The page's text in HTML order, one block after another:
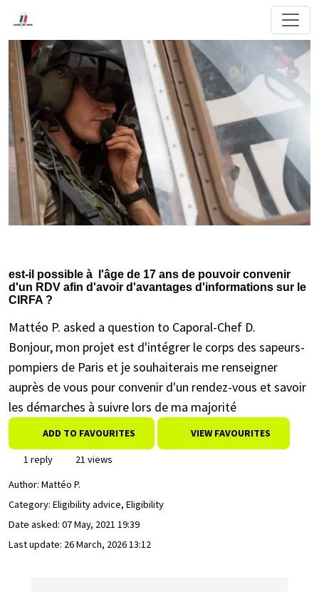
est-il possible à l'âge de 17 ans de pouvoir convenir
d'un RDV afin d'avoir d'avantages d'informations sur le
CIRFA ?
Mattéo P. asked a question to Caporal-Chef D.
Bonjour, mon projet est d'intégrer le corps des sapeurs-
pompiers de Paris et je souhaiterais me renseigner
auprès de vous pour convenir d'un rendez-vous et savoir
les démarches à suivre lors de ma majorité
ADD TO FAVOURITES VIEW FAVOURITES
1 reply
21 views
Author: Mattéo P.
Category: Eligibility advice, Eligibility
Date asked: 07 May, 2021 19:39
Last update: 26 March, 2026 13:12